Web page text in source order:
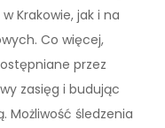
Krakowie, jak i na
Co więcej,
przez
zasięg i budując
Możliwość śledzenia